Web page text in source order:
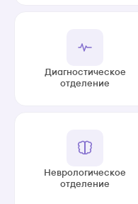
Диагностическое
отделение
Неврологическое
отделение